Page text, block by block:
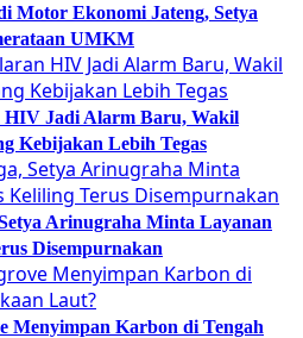
Motor Ekonomi Jateng, Setya
UMKM
HIV Jadi Alarm Baru, Wakil
Kebijakan Lebih Tegas
Arinugraha Minta Layanan
Disempurnakan
Menyimpan Karbon di Tengah